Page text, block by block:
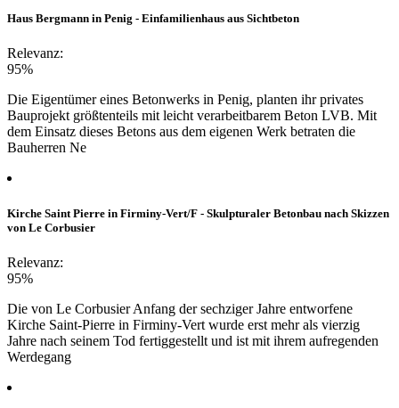
Haus Bergmann in Penig - Einfamilienhaus aus Sichtbeton
Relevanz:
95%
Die Eigentümer eines Betonwerks in Penig, planten ihr privates
Bauprojekt größtenteils mit leicht verarbeitbarem Beton LVB. Mit
dem Einsatz dieses Betons aus dem eigenen Werk betraten die
Bauherren Ne
Kirche Saint Pierre in Firminy-Vert/F - Skulpturaler Betonbau nach Skizzen
von Le Corbusier
Relevanz:
95%
Die von Le Corbusier Anfang der sechziger Jahre entworfene
Kirche Saint-Pierre in Firminy-Vert wurde erst mehr als vierzig
Jahre nach seinem Tod fertiggestellt und ist mit ihrem aufregenden
Werdegang